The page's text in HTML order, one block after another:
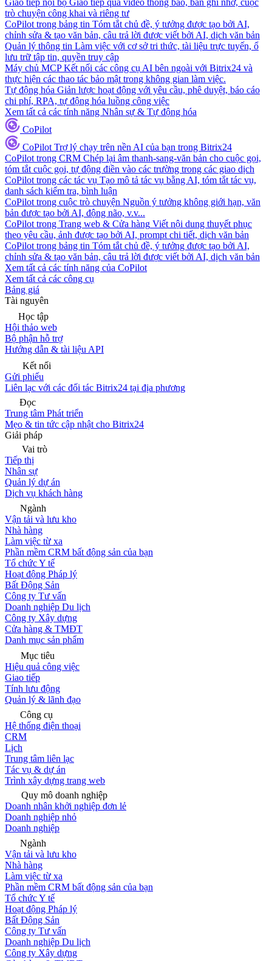
Giao tiếp nội bộ Giao tiếp qua video thông báo, bản ghi nhớ, cuộc
trò chuyện công khai và riêng tư
CoPilot trong bảng tin Tóm tắt chủ đề, ý tưởng được tạo bởi AI,
chỉnh sửa & tạo văn bản, câu trả lời được viết bởi AI, dịch văn bản
Quản lý thông tin Làm việc với cơ sở tri thức, tài liệu trực tuyến, ổ
lưu trữ tập tin, quyền truy cập
Máy chủ MCP Kết nối các công cụ AI bên ngoài với Bitrix24 và
thực hiện các thao tác bảo mật trong không gian làm việc.
Tự động hóa Giản lược hoạt động với yêu cầu, phê duyệt, báo cáo
chi phí, RPA, tự động hóa luồng công việc
Xem tất cả các tính năng Nhân sự & Tự động hóa
CoPilot
CoPilot Trợ lý chạy trên nền AI của bạn trong Bitrix24
CoPilot trong CRM Chép lại âm thanh-sang-văn bản cho cuộc gọi,
tóm tắt cuộc gọi, tự động điền vào các trường trong các giao dịch
CoPilot trong các tác vụ Tạo mô tả tác vụ bằng AI, tóm tắt tác vụ,
danh sách kiểm tra, bình luận
CoPilot trong cuộc trò chuyện Nguồn ý tưởng không giới hạn, văn
bản được tạo bởi AI, động não, v.v...
CoPilot trong Trang web & Cửa hàng Viết nội dung thuyết phục
theo yêu cầu, ảnh được tạo bởi AI, prompt chi tiết, dịch văn bản
CoPilot trong bảng tin Tóm tắt chủ đề, ý tưởng được tạo bởi AI,
chỉnh sửa & tạo văn bản, câu trả lời được viết bởi AI, dịch văn bản
Xem tất cả các tính năng của CoPilot
Xem tất cả các công cụ
Bảng giá
Tài nguyên
Học tập
Hội thảo web
Bộ phận hỗ trợ
Hướng dẫn & tài liệu API
Kết nối
Gửi phiếu
Liên lạc với các đối tác Bitrix24 tại địa phương
Đọc
Trung tâm Phát triển
Mẹo & tin tức cập nhật cho Bitrix24
Giải pháp
Vai trò
Tiếp thị
Nhân sự
Quản lý dự án
Dịch vụ khách hàng
Ngành
Vận tải và lưu kho
Nhà hàng
Làm việc từ xa
Phần mềm CRM bất động sản của bạn
Tổ chức Y tế
Hoạt động Pháp lý
Bất Động Sản
Công ty Tư vấn
Doanh nghiệp Du lịch
Công ty Xây dựng
Cửa hàng & TMĐT
Danh mục sản phẩm
Mục tiêu
Hiệu quả công việc
Giao tiếp
Tính lưu động
Quản lý & lãnh đạo
Công cụ
Hệ thống điện thoại
CRM
Lịch
Trung tâm liên lạc
Tác vụ & dự án
Trình xây dựng trang web
Quy mô doanh nghiệp
Doanh nhân khởi nghiệp đơn lẻ
Doanh nghiệp nhỏ
Doanh nghiệp
Ngành
Vận tải và lưu kho
Nhà hàng
Làm việc từ xa
Phần mềm CRM bất động sản của bạn
Tổ chức Y tế
Hoạt động Pháp lý
Bất Động Sản
Công ty Tư vấn
Doanh nghiệp Du lịch
Công ty Xây dựng